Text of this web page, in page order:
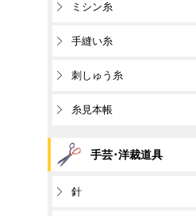
ミシン糸
手縫い糸
刺しゅう糸
糸見本帳
手芸･洋裁道具
針